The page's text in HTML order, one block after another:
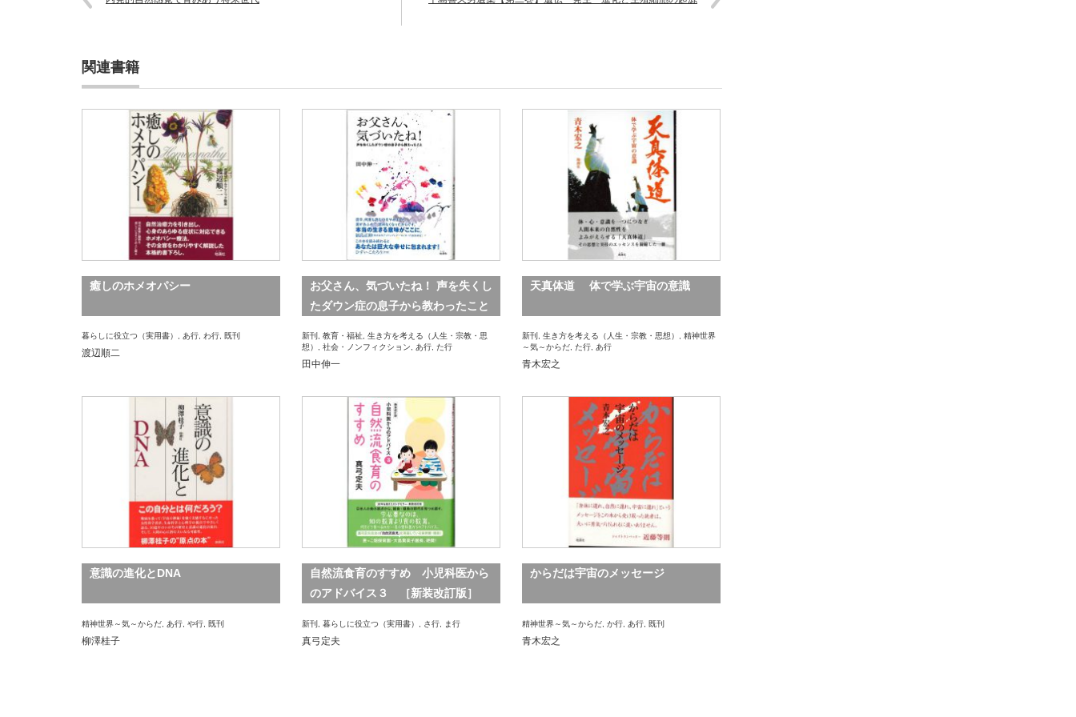
関連書籍
癒しのホメオパシー
暮らしに役立つ（実用書） , あ行, わ行, 既刊
渡辺順二
お父さん、気づいたね！ 声を失くし
たダウン症の息子から教わったこと
新刊 , 教育・福祉, 生き方を考える（人生・宗教・思
想） , 社会・ノンフィクション, あ行, た行
田中伸一
天真体道 体で学ぶ宇宙の意識
新刊 , 生き方を考える（人生・宗教・思想） , 精神世界
～気～からだ, た行, あ行
青木宏之
意識の進化とDNA
精神世界～気～からだ あ行 や行 既刊
柳澤桂子
自然流食育のすすめ 小児科医から
のアドバイス３ ［新装改訂版］
新刊 暮らしに役立つ（実用書） さ行 ま行
真弓定夫
からだは宇宙のメッセージ
精神世界～気～からだ か行 あ行 既刊
青木宏之